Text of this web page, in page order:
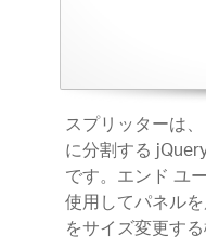
スプリッターは
に分割する
です。エンド ユ
使用してパネル
をサイズ変更す